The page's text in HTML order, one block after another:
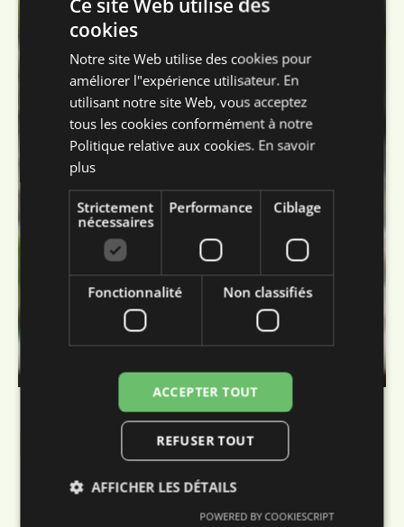
Moins de collectes,
plus d’espace pour
McDonald’s à
Klagenfurt
ENGLISH
GERMAN
cookies
Notre site Web utilise des cookies pour
améliorer l"expérience utilisateur. En
utilisant notre site Web, vous acceptez
tous les cookies conformément à notre
Politique relative aux cookies. En savoir
plus
Strictement
nécessaires
Performance Ciblage
Fonctionnalité Non classifiés
ACCEPTER TOUT
REFUSER TOUT
AFFICHER LES DÉTAILS
POWERED BY COOKIESCRIPT